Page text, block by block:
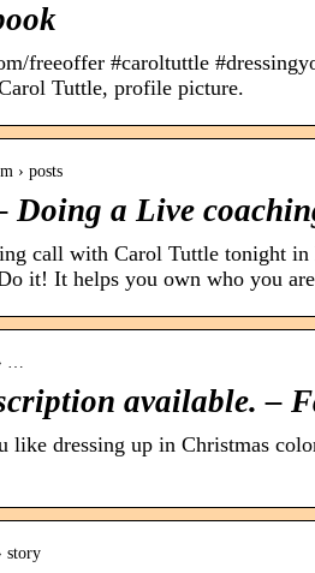
freeoffer #caroltuttle
Tuttle, profile picture.
› posts
Doing a Live
call with Carol Tuttle tonight
it! It helps you own who you
…
available. –
like dressing up in Christmas
story